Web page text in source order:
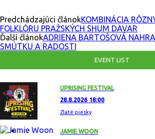
Predchádzajúci článokKOMBINÁCIA
FOLKLÓRU PRAŽSKÝCH SHUM DAVAR
Ďalší článokADRIENA BARTOŠOVÁ
SMÚTKU A RADOSTI
EVENT LIST
UPRISING FESTIVAL
28.8.2026 18:00
Zlaté piesky
JAMIE WOON